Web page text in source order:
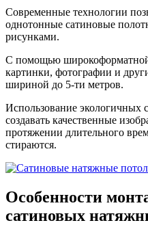
Современные технологии
однотонные сатиновые
рисунками.
С помощью
картинки, фотографии и
шириной до 5-ти метров.
Использование экологичных
создавать качественные
протяжении длительного
стираются.
Особенности
сатиновых